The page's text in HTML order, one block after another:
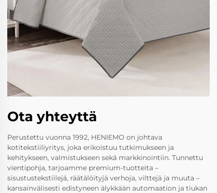
Ota yhteyttä
Perustettu vuonna 1992, HENIEMO on johtava
kotitekstiiliyritys, joka erikoistuu tutkimukseen ja
kehitykseen, valmistukseen sekä markkinointiin. Tunnettu
vientipohja, tarjoamme premium-tuotteita –
sisustustekstiilejä, räätälöityjä verhoja, vilttejä ja muuta –
kansainvälisesti edistyneen älykkään automaation ja tiukan